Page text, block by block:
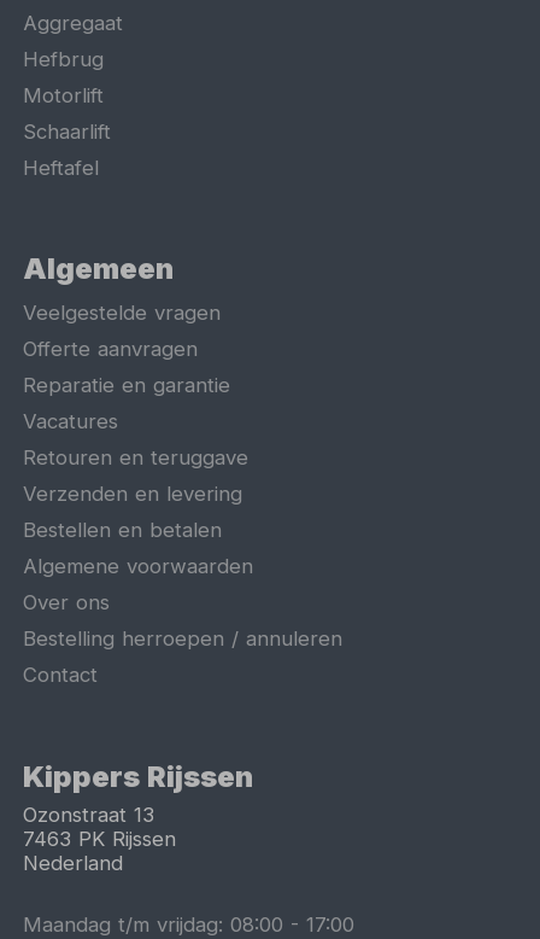
Aggregaat
Hefbrug
Motorlift
Schaarlift
Heftafel
Algemeen
Veelgestelde vragen
Offerte aanvragen
Reparatie en garantie
Vacatures
Retouren en teruggave
Verzenden en levering
Bestellen en betalen
Algemene voorwaarden
Over ons
Bestelling herroepen / annuleren
Contact
Kippers Rijssen
Ozonstraat 13
7463 PK Rijssen
Nederland
Maandag t/m vrijdag:08:00 -17:00